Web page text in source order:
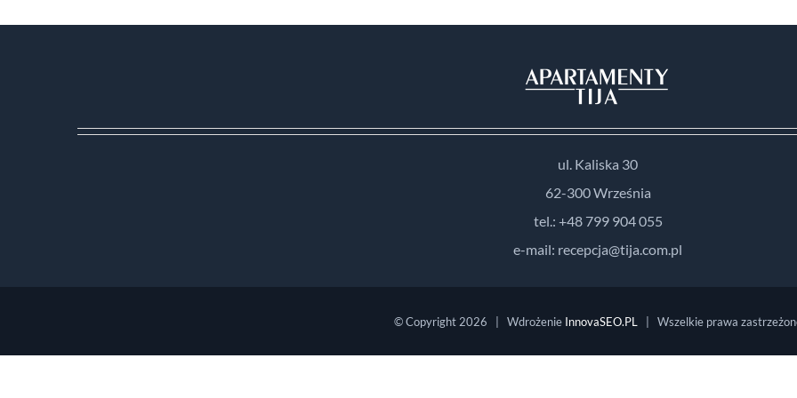
ul. Kaliska 30
62-300 Września
tel.: +48 799 904 055
e-mail: recepcja@tija.com.pl
© Copyright 2026 | Wdrożenie InnovaSEO.PL | Wszelkie prawa